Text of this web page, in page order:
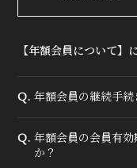
【年額会員について】
Q. 年額会員の継続手続
Q. 年額会員の会員有
か？